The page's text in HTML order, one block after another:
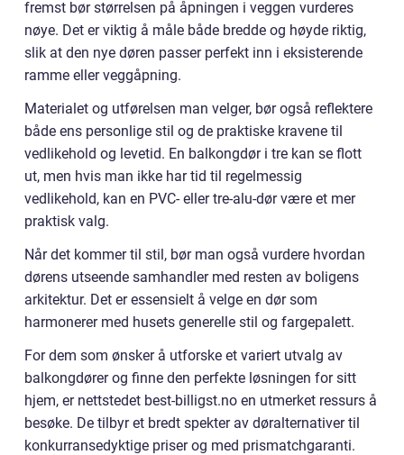
fremst bør størrelsen på åpningen i veggen vurderes
nøye. Det er viktig å måle både bredde og høyde riktig,
slik at den nye døren passer perfekt inn i eksisterende
ramme eller veggåpning.
Materialet og utførelsen man velger, bør også reflektere
både ens personlige stil og de praktiske kravene til
vedlikehold og levetid. En balkongdør i tre kan se flott
ut, men hvis man ikke har tid til regelmessig
vedlikehold, kan en PVC- eller tre-alu-dør være et mer
praktisk valg.
Når det kommer til stil, bør man også vurdere hvordan
dørens utseende samhandler med resten av boligens
arkitektur. Det er essensielt å velge en dør som
harmonerer med husets generelle stil og fargepalett.
For dem som ønsker å utforske et variert utvalg av
balkongdører og finne den perfekte løsningen for sitt
hjem, er nettstedet best-billigst.no en utmerket ressurs å
besøke. De tilbyr et bredt spekter av døralternativer til
konkurransedyktige priser og med prismatchgaranti.